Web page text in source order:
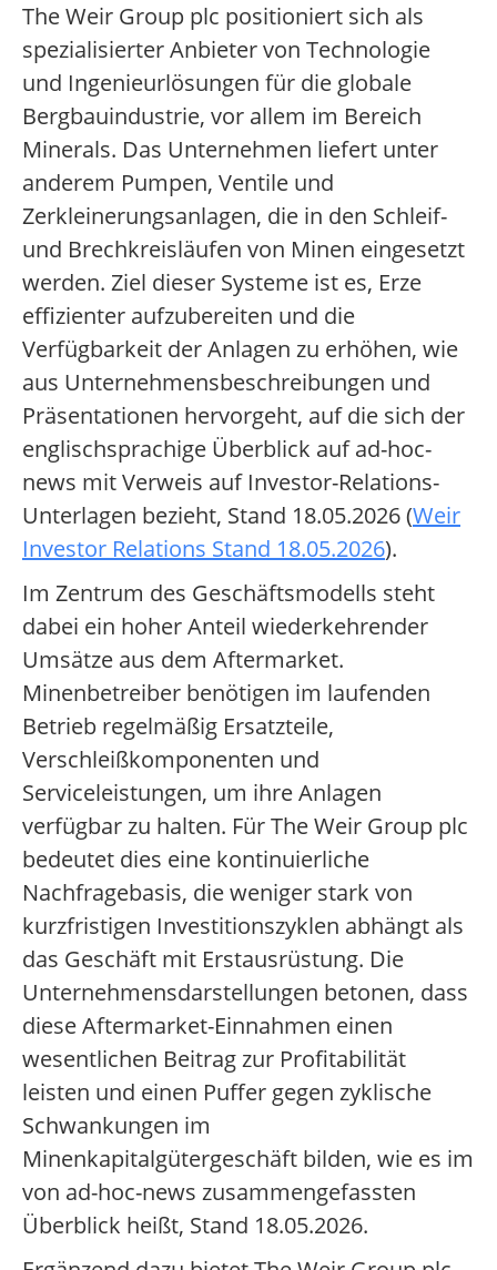
The Weir Group plc positioniert sich als
spezialisierter Anbieter von Technologie
und Ingenieurlösungen für die globale
Bergbauindustrie, vor allem im Bereich
Minerals. Das Unternehmen liefert unter
anderem Pumpen, Ventile und
Zerkleinerungsanlagen, die in den Schleif-
und Brechkreisläufen von Minen eingesetzt
werden. Ziel dieser Systeme ist es, Erze
effizienter aufzubereiten und die
Verfügbarkeit der Anlagen zu erhöhen, wie
aus Unternehmensbeschreibungen und
Präsentationen hervorgeht, auf die sich der
englischsprachige Überblick auf ad-hoc-
news mit Verweis auf Investor-Relations-
Unterlagen bezieht, Stand 18.05.2026 (Weir
Investor Relations Stand 18.05.2026).
Im Zentrum des Geschäftsmodells steht
dabei ein hoher Anteil wiederkehrender
Umsätze aus dem Aftermarket.
Minenbetreiber benötigen im laufenden
Betrieb regelmäßig Ersatzteile,
Verschleißkomponenten und
Serviceleistungen, um ihre Anlagen
verfügbar zu halten. Für The Weir Group plc
bedeutet dies eine kontinuierliche
Nachfragebasis, die weniger stark von
kurzfristigen Investitionszyklen abhängt als
das Geschäft mit Erstausrüstung. Die
Unternehmensdarstellungen betonen, dass
diese Aftermarket-Einnahmen einen
wesentlichen Beitrag zur Profitabilität
leisten und einen Puffer gegen zyklische
Schwankungen im
Minenkapitalgütergeschäft bilden, wie es im
von ad-hoc-news zusammengefassten
Überblick heißt, Stand 18.05.2026.